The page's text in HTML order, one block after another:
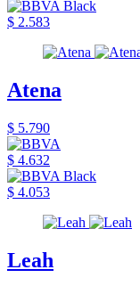
$ 2.583
Atena
$ 5.790
$ 4.632
$ 4.053
Leah